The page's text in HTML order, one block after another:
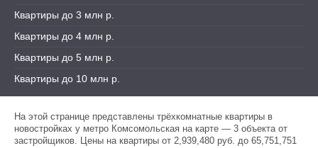
Квартиры до 3 млн р.
Квартиры до 4 млн р.
Квартиры до 5 млн р.
Квартиры до 10 млн р.
На этой странице представлены трёхкомнатные квартиры в
новостройках у метро Комсомольская на карте — 3 объекта от
застройщиков. Цены на квартиры от 2,939,480 руб. до 65,751,751